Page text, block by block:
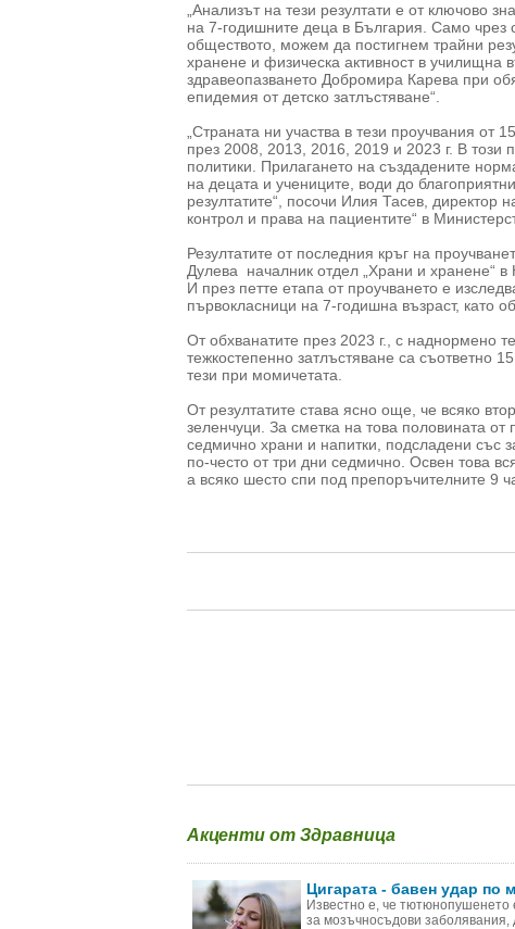
„Анализът на тези резултати е от ключово
на 7-годишните деца в България. Само чрез
обществото, можем да постигнем трайни
хранене и физическа активност в училищна
здравеопазването Добромира Карева при
епидемия от детско затлъстяване“.
„Страната ни участва в тези проучвания от
през 2008, 2013, 2016, 2019 и 2023 г. В този
политики. Прилагането на създадените
на децата и учениците, води до
резултатите“, посочи Илия Тасев, директор
контрол и права на пациентите“ в
Резултатите от последния кръг на
Дулева началник отдел „Храни и хранене“
И през петте етапа от проучването е
първокласници на 7-годишна възраст, като
От обхванатите през 2023 г., с наднормено
тежкостепенно затлъстяване са съответно
тези при момичетата.
От резултатите става ясно още, че всяко
зеленчуци. За сметка на това половината
седмично храни и напитки, подсладени със
по-често от три дни седмично. Освен това
а всяко шесто спи под препоръчителните 9
Акценти от Здравница
Цигарата - бавен удар по
Известно е, че тютюнопушенето
за мозъчносъдови